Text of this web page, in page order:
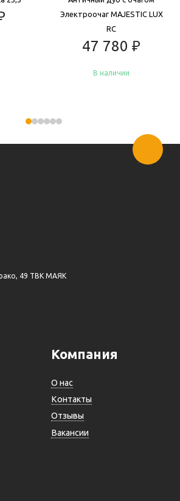
Электроочаг MAJESTIC LUX
RC
47 780 ₽
В наличии
49 ТВК МАЯК
Компания
О нас
Контакты
Отзывы
Вакансии